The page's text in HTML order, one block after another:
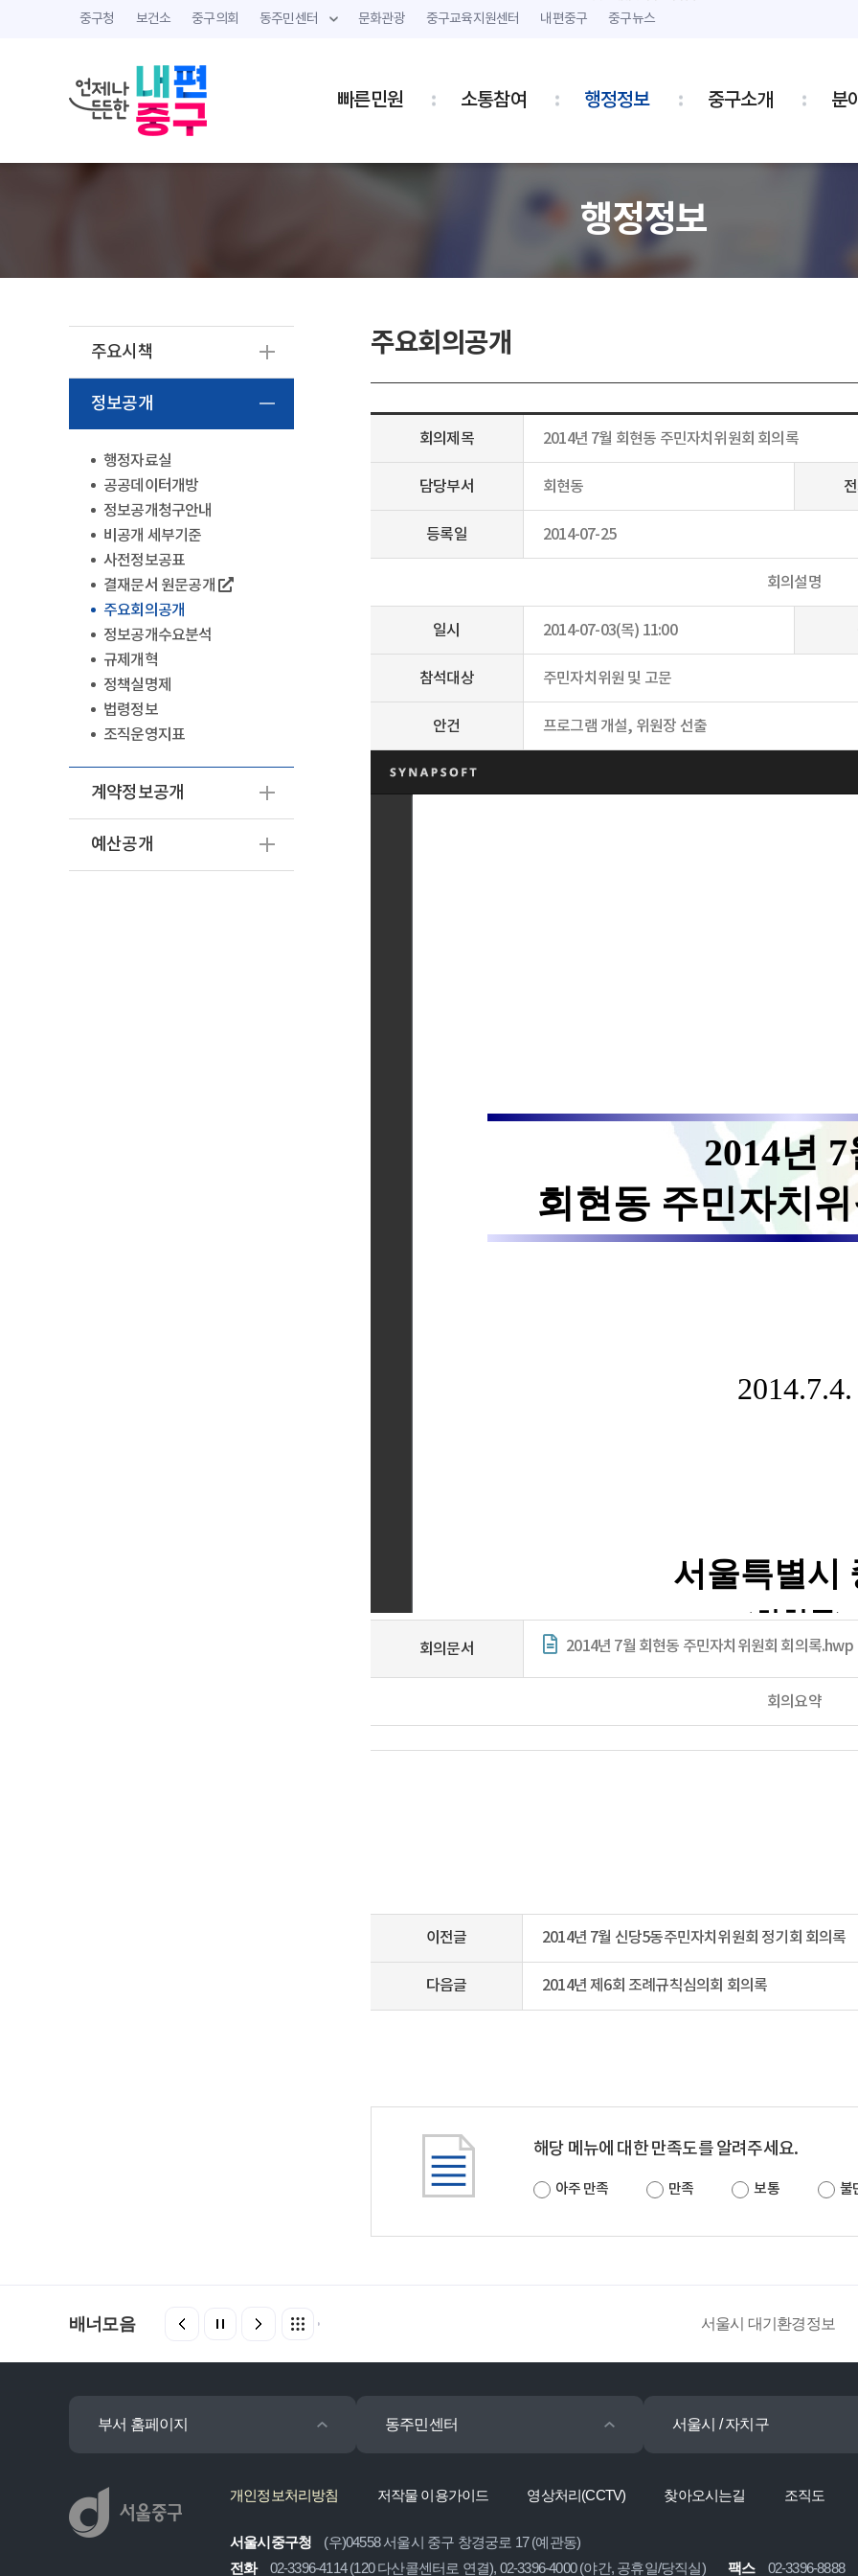
중구청 보건소 중구의회 동주민센터 문화관광 중구교육지원센터 내편중구 중구뉴스
빠른민원 소통참여 행정정보 중구소개 분
행정정보
주요시책
정보공개
행정자료실
공공데이터개방
정보공개청구안내
비공개 세부기준
사전정보공표
결재문서 원문공개
주요회의공개
정보공개수요분석
규제개혁
정책실명제
법령정보
조직운영지표
계약정보공개
예산공개
주요회의공개
회의제목 2014년 7월 회현동 주민자치위원회 회의록
담당부서 회현동
등록일 2014-07-25
회의설명
일시 2014-07-03(목) 11:00
참석대상 주민자치위원 및 고문
안건 프로그램 개설, 위원장 선출
회의문서 2014년 7월 회현동 주민자치위원회 회의록.hwp
회의요약
이전글 2014년 7월 신당5동주민자치위원회 정기회 회의록
다음글 2014년 제6회 조례규칙심의회 회의록
해당 메뉴에 대한 만족도를 알려주세요.
아주 만족 만족 보통 불
배너모음 서울시 대기환경정보
부서 홈페이지 동주민센터 서울시 / 자치구
개인정보처리방침 저작물 이용가이드 영상처리(CCTV) 찾아오시는길 조직도
서울시중구청
(우)04558 서울시 중구 창경궁로 17 (예관동)
전화
02-3396-4114 (120 다산콜센터로 연결), 02-3396-4000 (야간, 공휴일/당직실) 팩스 02-3396-8888